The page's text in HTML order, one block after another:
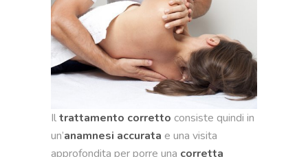
Iltrattamento corretto consiste quindi in
un’anamnesi accurata e una visita
approfondita per porre una corretta